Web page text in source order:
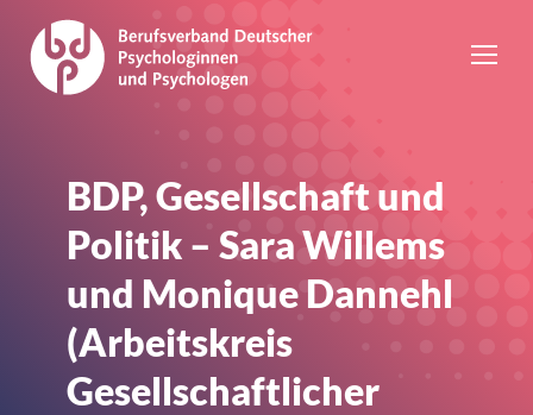
BDP, Gesellschaft und
Politik – Sara Willems
und Monique Dannehl
(Arbeitskreis
Gesellschaftlicher